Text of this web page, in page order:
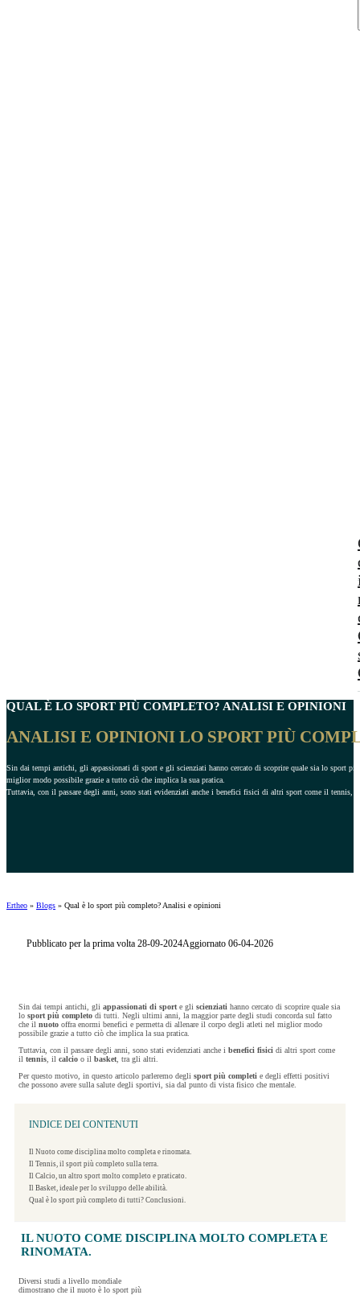
QUAL È LO SPORT PIÙ COMPLETO? ANALISI E OPINIONI
ANALISI E OPINIONI LO SPORT PIÙ
Sin dai tempi antichi, gli appassionati di sport e gli scienziati hanno cercato di scoprire quale sia lo sport
miglior modo possibile grazie a tutto ciò che implica la sua pratica.
Tuttavia, con il passare degli anni, sono stati evidenziati anche i benefici fisici di altri sport come il
Ertheo » Blogs » Qual è lo sport più completo? Analisi e opinioni
Pubblicato per la prima volta 28-09-2024Aggiornato 06-04-2026
Sin dai tempi antichi, gli appassionati di sport e gli scienziati hanno cercato di scoprire quale sia
lo sport più completo di tutti. Negli ultimi anni, la maggior parte degli studi concorda sul fatto
che il nuoto offra enormi benefici e permetta di allenare il corpo degli atleti nel miglior modo
possibile grazie a tutto ciò che implica la sua pratica.
Tuttavia, con il passare degli anni, sono stati evidenziati anche i benefici fisici di altri sport come
il tennis il calcio o il basket , tra gli altri.
Per questo motivo, in questo articolo parleremo degli sport più completi e degli effetti positivi
che possono avere sulla salute degli sportivi, sia dal punto di vista fisico che mentale.
INDICE DEI CONTENUTI
Il Nuoto come disciplina molto completa e rinomata.
Il Tennis, il sport più completo sulla terra.
Il Calcio, un altro sport molto completo e praticato.
Il Basket, ideale per lo sviluppo delle abilità.
Qual è lo sport più completo di tutti? Conclusioni.
IL NUOTO COME DISCIPLINA MOLTO COMPLETA E
RINOMATA.
Diversi studi a livello mondiale
dimostrano che il nuoto è lo sport più